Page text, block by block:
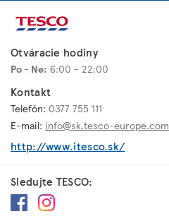
Otváracie hodiny
Po - Ne: 6:00 - 22:00
Kontakt
Telefón: 0377 755 111
E-mail: info@sk.tesco-europe.com
http://www.itesco.sk/
Sledujte TESCO: